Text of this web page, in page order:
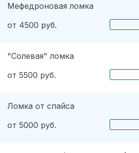
Мефедроновая ломка
от 4500 руб.
"Солевая" ломка
от 5500 руб.
Ломка от спайса
от 5000 руб.